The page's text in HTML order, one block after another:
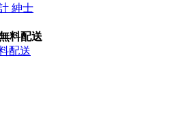
紳士
料配送
配送